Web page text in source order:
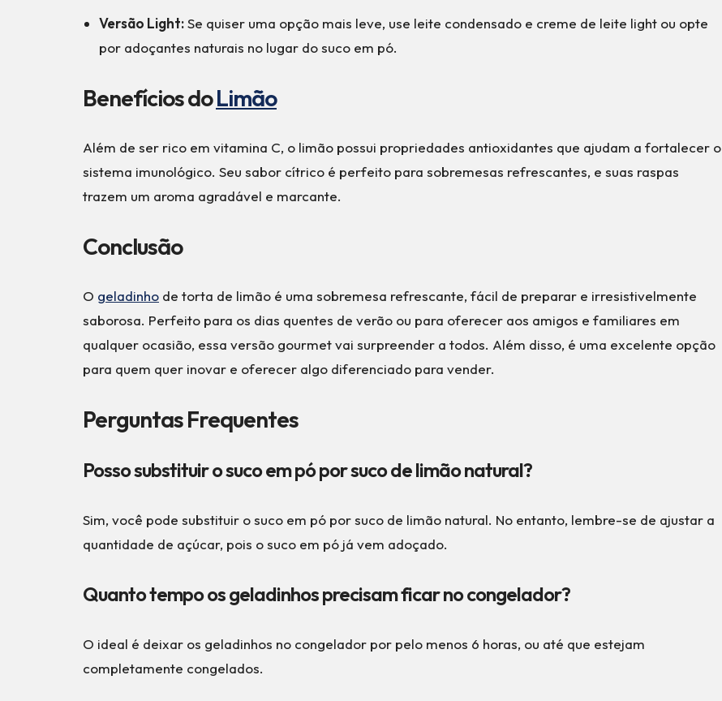
Versão Light:Se quiser uma opção mais leve, use leite condensado e creme de leite light ou opte
por adoçantes naturais no lugar do suco em pó.
Benefícios doLimão
Além de ser rico em vitamina C, o limão possui propriedades antioxidantes que ajudam a fortalecer o
sistema imunológico. Seu sabor cítrico é perfeito para sobremesas refrescantes, e suas raspas
trazem um aroma agradável e marcante.
Conclusão
O geladinho de torta de limão é uma sobremesa refrescante, fácil de preparar e irresistivelmente
saborosa. Perfeito para os dias quentes de verão ou para oferecer aos amigos e familiares em
qualquer ocasião, essa versão gourmet vai surpreender a todos. Além disso, é uma excelente opção
para quem quer inovar e oferecer algo diferenciado para vender.
Perguntas Frequentes
Posso substituir o suco em pó por suco de limão natural?
Sim, você pode substituir o suco em pó por suco de limão natural. No entanto, lembre-se de ajustar a
quantidade de açúcar, pois o suco em pó já vem adoçado.
Quanto tempo os geladinhos precisam ficar no congelador?
O ideal é deixar os geladinhos no congelador por pelo menos 6 horas, ou até que estejam
completamente congelados.